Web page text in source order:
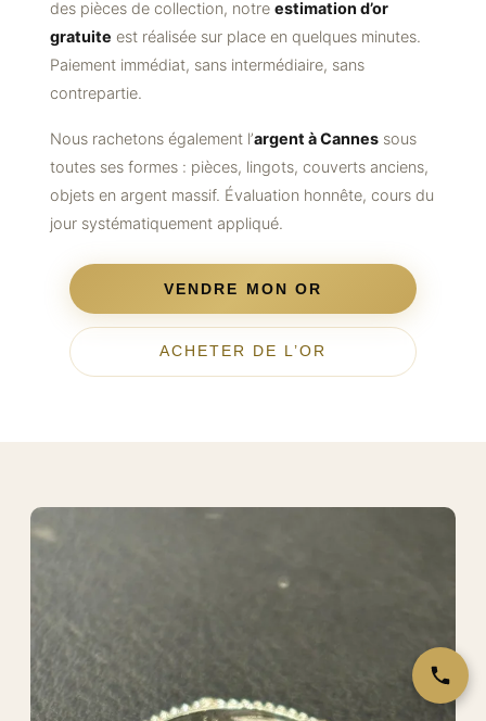
des pièces de collection, notre estimation d’or
gratuite est réalisée sur place en quelques minutes.
Paiement immédiat, sans intermédiaire, sans
contrepartie.
Nous rachetons également l’argent à Cannes sous
toutes ses formes : pièces, lingots, couverts anciens,
objets en argent massif. Évaluation honnête, cours du
jour systématiquement appliqué.
VENDRE MON OR
ACHETER DE L’OR